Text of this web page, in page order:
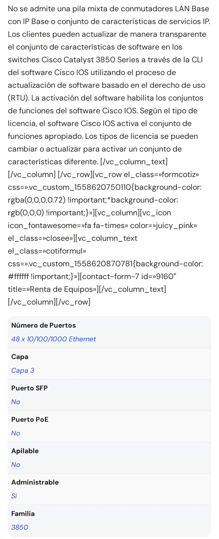
No se admite una pila mixta de conmutadores LAN Base
con IP Base o conjunto de características de servicios IP.
Los clientes pueden actualizar de manera transparente
el conjunto de características de software en los
switches Cisco Catalyst 3850 Series a través de la CLI
del software Cisco IOS utilizando el proceso de
actualización de software basado en el derecho de uso
(RTU). La activación del software habilita los conjuntos
de funciones del software Cisco IOS. Según el tipo de
licencia, el software Cisco IOS activa el conjunto de
funciones apropiado. Los tipos de licencia se pueden
cambiar o actualizar para activar un conjunto de
características diferente. [/vc_column_text]
[/vc_column] [/vc_row][vc_row el_class=»formcotiz»
css=».vc_custom_1558620750110{background-color:
rgba(0,0,0,0.72) !important;*background-color:
rgb(0,0,0) !important;}»][vc_column][vc_icon
icon_fontawesome=»fa fa-times» color=»juicy_pink»
el_class=»closee»][vc_column_text
el_class=»cotiformul»
css=».vc_custom_1558620870781{background-color:
#ffffff !important;}»][contact-form-7 id=»9160″
title=»Renta de Equipos»][/vc_column_text]
[/vc_column][/vc_row]
Número de Puertos
48 x 10/100/1000 Ethernet
Capa
Capa 3
Puerto SFP
No
Puerto PoE
No
Apilable
No
Administrable
Si
Familia
3850